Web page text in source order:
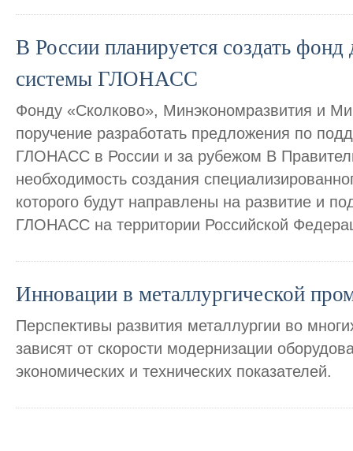
В России планируется создать
системы ГЛОНАСС
Фонду «Сколково», Минэкономразвития и
поручение разработать предложения по
ГЛОНАСС в России и за рубежом В
необходимость создания
которого будут направлены на развитие и
ГЛОНАСС на территории Российской
Инновации в металлургической
Перспективы развития металлургии во
зависят от скорости модернизации
экономических и технических показателей.